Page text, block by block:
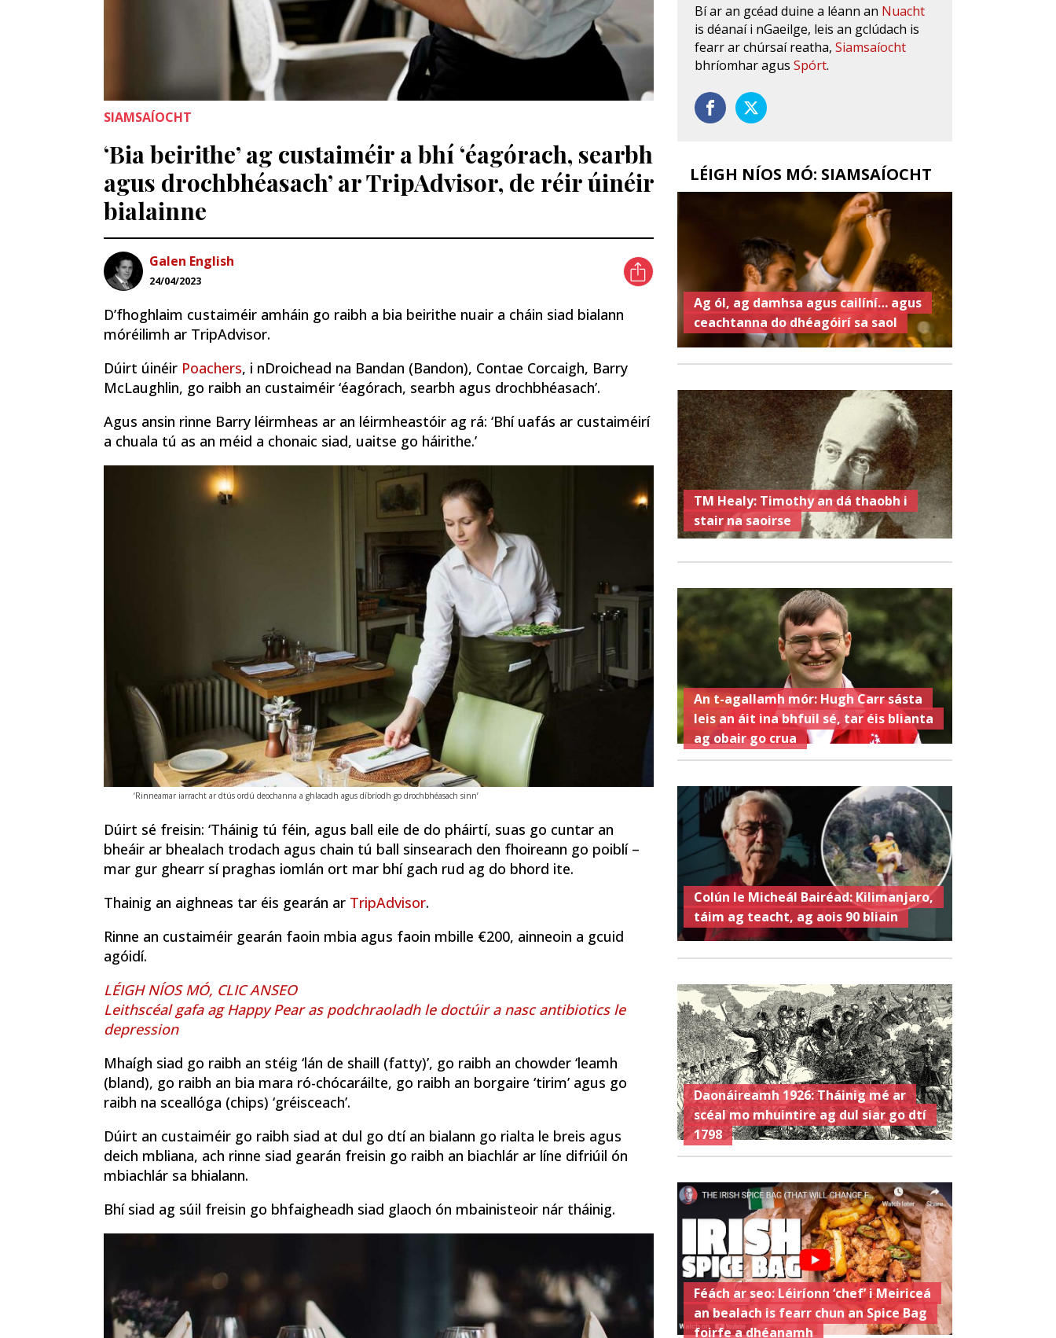
SIAMSAÍOCHT
‘Bia beirithe’ ag custaiméir a bhí ‘éagórach, searbh
agus drochbhéasach’ ar TripAdvisor, de réir úinéir
bialainne
Galen English
24/04/2023
D’fhoghlaim custaiméir amháin go raibh a bia beirithe nuair a cháin siad bialann
móréilimh ar TripAdvisor.
Dúirt úinéir Poachers, i nDroichead na Bandan (Bandon), Contae Corcaigh, Barry
McLaughlin, go raibh an custaiméir ‘éagórach, searbh agus drochbhéasach’.
Agus ansin rinne Barry léirmheas ar an léirmheastóir ag rá: ‘Bhí uafás ar custaiméirí
a chuala tú as an méid a chonaic siad, uaitse go háirithe.’
‘Rinneamar iarracht ar dtús ordú deochanna a ghlacadh agus díbríodh go drochbhéasach sinn’
Dúirt sé freisin: ‘Tháinig tú féin, agus ball eile de do pháirtí, suas go cuntar an
bheáir ar bhealach trodach agus chain tú ball sinsearach den fhoireann go poiblí –
mar gur ghearr sí praghas iomlán ort mar bhí gach rud ag do bhord ite.
Thainig an aighneas tar éis gearán ar TripAdvisor.
Rinne an custaiméir gearán faoin mbia agus faoin mbille €200, ainneoin a gcuid
agóidí.
LÉIGH NÍOS MÓ, CLIC ANSEO
Leithscéal gafa ag Happy Pear as podchraoladh le doctúir a nasc antibiotics le
depression
Mhaígh siad go raibh an stéig ‘lán de shaill (fatty)’, go raibh an chowder ‘leamh
(bland), go raibh an bia mara ró-chócaráilte, go raibh an borgaire ‘tirim’ agus go
raibh na sceallóga (chips) ‘gréisceach’.
Dúirt an custaiméir go raibh siad at dul go dtí an bialann go rialta le breis agus
deich mbliana, ach rinne siad gearán freisin go raibh an biachlár ar líne difriúil ón
mbiachlár sa bhialann.
Bhí siad ag súil freisin go bhfaigheadh siad glaoch ón mbainisteoir nár tháinig.
Bí ar an gcéad duine a léann an Nuacht
is déanaí i nGaeilge, leis an gclúdach is
fearr ar chúrsaí reatha,Siamsaíocht
bhríomhar agusSpórt.
LÉIGH NÍOS MÓ: SIAMSAÍOCHT
Ag ól, ag damhsa agus cailíní… agus
ceachtanna do dhéagóirí sa saol
TM Healy: Timothy an dá thaobh i
stair na saoirse
An t-agallamh mór: Hugh Carr sásta
leis an áit ina bhfuil sé, tar éis blianta
ag obair go crua
Colún le Micheál Bairéad: Kilimanjaro,
táim ag teacht, ag aois 90 bliain
Daonáireamh 1926: Tháinig mé ar
scéal mo mhuintire ag dul siar go dtí
1798
Féách ar seo: Léiríonn ‘chef’ i Meiriceá
an bealach is fearr chun an Spice Bag
foirfe a dhéanamh